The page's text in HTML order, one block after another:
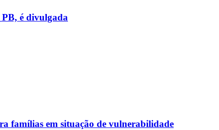
é divulgada
famílias em situação de vulnerabilidade